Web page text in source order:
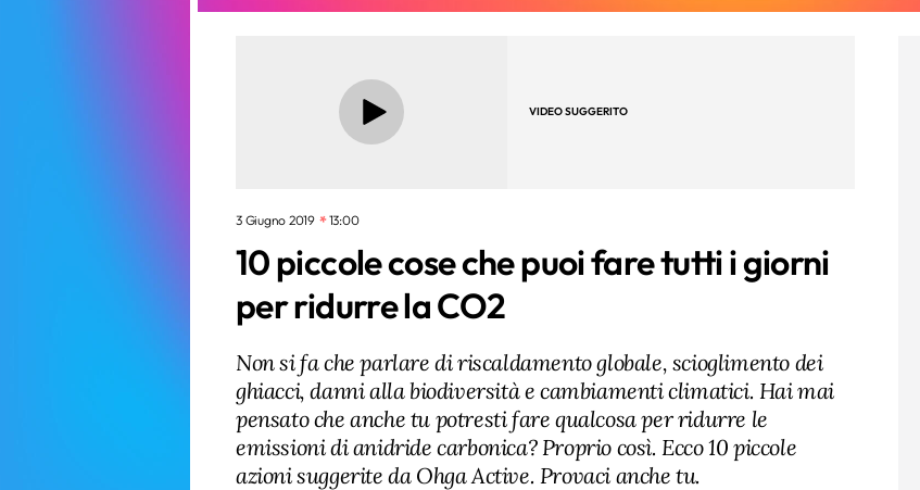
VIDEO SUGGERITO
3 Giugno 2019 13:00
10 piccole cose che puoi fare tutti i giorni
per ridurre la CO2
Non si fa che parlare di riscaldamento globale, scioglimento dei
ghiacci, danni alla biodiversità e cambiamenti climatici. Hai mai
pensato che anche tu potresti fare qualcosa per ridurre le
emissioni di anidride carbonica? Proprio così. Ecco 10 piccole
azioni suggerite da Ohga Active. Provaci anche tu.